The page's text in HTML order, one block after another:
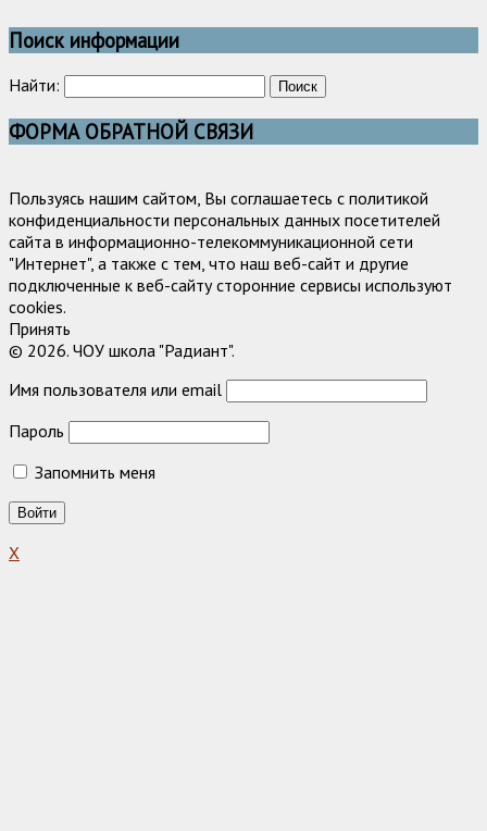
Поиск информации
Найти:
ФОРМА ОБРАТНОЙ СВЯЗИ
Пользуясь нашим сайтом, Вы соглашаетесь с политикой
конфиденциальности персональных данных посетителей
сайта в информационно-телекоммуникационной сети
"Интернет", а также с тем, что наш веб-сайт и другие
подключенные к веб-сайту сторонние сервисы используют
cookies.
Принять
© 2026. ЧОУ школа "Радиант".
Имя пользователя или email
Пароль
Запомнить меня
X